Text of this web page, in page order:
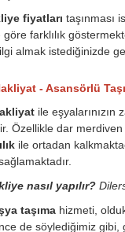
fiyatları taşınması
farklılık
almak istediğinizde
- Asansörlü
ile
Özellikle dar
ile ortadan
nasıl yapılır?
taşıma hizmeti,
de söylediğimiz